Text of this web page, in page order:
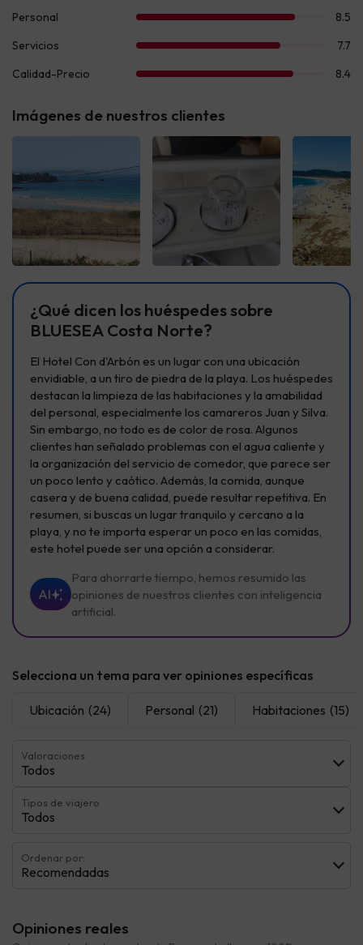
Imágenes de nuestros clientes
¿Qué dicen los huéspedes sobre
BLUESEA Costa Norte?
El Hotel Con d'Arbón es un lugar con una ubicación
envidiable, a un tiro de piedra de la playa. Los huéspedes
destacan la limpieza de las habitaciones y la amabilidad
del personal, especialmente los camareros Juan y Silva.
Sin embargo, no todo es de color de rosa. Algunos
clientes han señalado problemas con el agua caliente y
la organización del servicio de comedor, que parece ser
un poco lento y caótico. Además, la comida, aunque
casera y de buena calidad, puede resultar repetitiva. En
resumen, si buscas un lugar tranquilo y cercano a la
playa, y no te importa esperar un poco en las comidas,
este hotel puede ser una opción a considerar.
AI
Para ahorrarte tiempo, hemos resumido las
opiniones de nuestros clientes con inteligencia
artificial.
Selecciona un tema para ver opiniones específicas
Ubicación (24) Personal (21) Habitaciones (15)
Valoraciones
Todos
Tipos de viajero
Todos
Ordenar por:
Recomendadas
Opiniones reales